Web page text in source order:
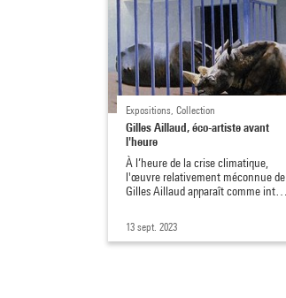
Expositions, Collection
Gilles Aillaud, éco-artiste avant
l'heure
À l’heure de la crise climatique,
l'œuvre relativement méconnue de
Gilles Aillaud apparaît comme int…
13 sept. 2023